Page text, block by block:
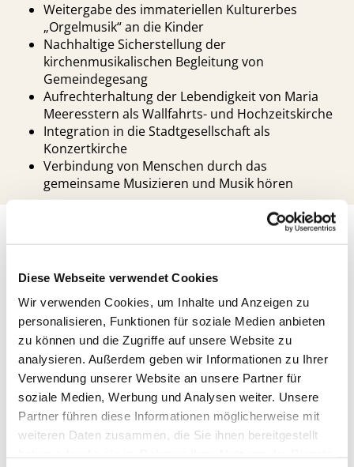
Diese Webseite verwendet Cookies
Wir verwenden Cookies, um Inhalte und Anzeigen zu
personalisieren, Funktionen für soziale Medien anbieten
zu können und die Zugriffe auf unsere Website zu
analysieren. Außerdem geben wir Informationen zu Ihrer
Verwendung unserer Website an unsere Partner für
soziale Medien, Werbung und Analysen weiter. Unsere
Partner führen diese Informationen möglicherweise mit
weiteren Daten zusammen, die Sie ihnen bereitgestellt
Weitergabe des immateriellen Kulturerbes
„Orgelmusik“ an die Kinder
Nachhaltige Sicherstellung der
kirchenmusikalischen Begleitung von
Gemeindegesang
Aufrechterhaltung der Lebendigkeit von Maria
Meeresstern als Wallfahrts- und Hochzeitskirche
Integration in die Stadtgesellschaft als
Konzertkirche
Verbindung von Menschen durch das
gemeinsame Musizieren und Musik hören
So können Sie uns unterstützen
Besuchen
Besuchen Sie unsere Gottesdienste oder
Veranstaltungen und lassen Sie sich von der
Atmosphäre und Gemeinschaft berühren.
Spenden